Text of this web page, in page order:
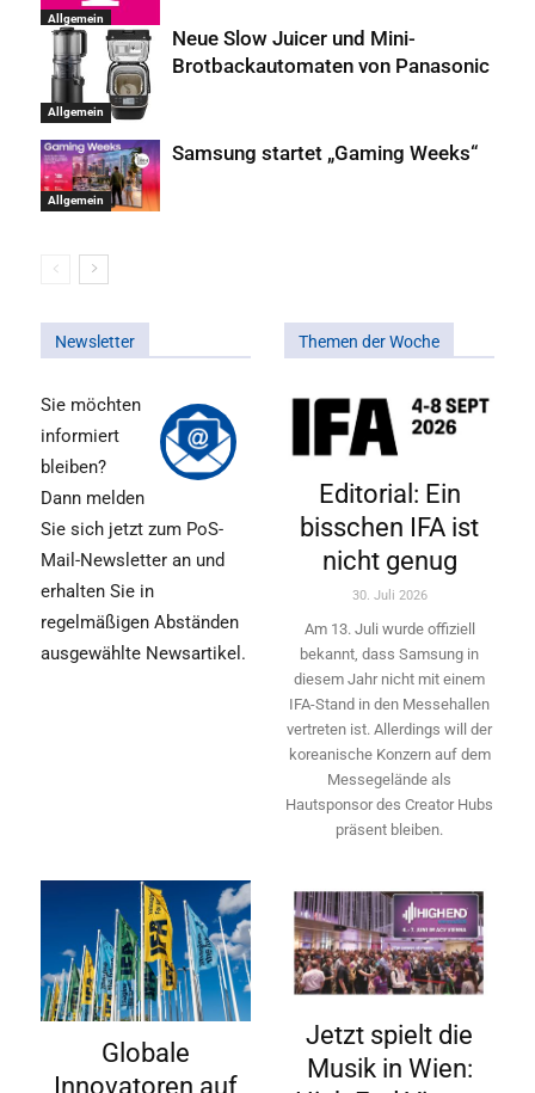
Allgemein
Allgemein
Neue Slow Juicer und Mini-
Brotbackautomaten von Panasonic
Allgemein
Samsung startet „Gaming Weeks“
Newsletter
Sie möchten
informiert
bleiben?
Dann melden
Sie sich jetzt zum PoS-
Mail-Newsletter an und
erhalten Sie in
regelmäßigen Abständen
ausgewählte Newsartikel.
Themen der Woche
Editorial: Ein
bisschen IFA ist
nicht genug
30. Juli 2026
Am 13. Juli wurde offiziell
bekannt, dass Samsung in
diesem Jahr nicht mit einem
IFA-Stand in den Messehallen
vertreten ist. Allerdings will ­der
koreanische Konzern auf dem
Messegelände als
Hautsponsor des Creator Hubs
präsent bleiben.
Globale
Innovatoren auf
Jetzt spielt die
Musik in Wien: